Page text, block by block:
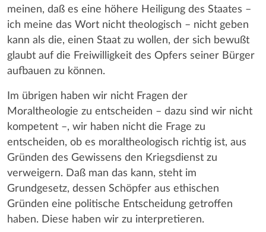
meinen, daß es eine höhere Heiligung des Staates –
ich meine das Wort nicht theologisch – nicht geben
kann als die, einen Staat zu wollen, der sich bewußt
glaubt auf die Freiwilligkeit des Opfers seiner Bürger
aufbauen zu können.
Im übrigen haben wir nicht Fragen der
Moraltheologie zu entscheiden – dazu sind wir nicht
kompetent –, wir haben nicht die Frage zu
entscheiden, ob es moraltheologisch richtig ist, aus
Gründen des Gewissens den Kriegsdienst zu
verweigern. Daß man das kann, steht im
Grundgesetz, dessen Schöpfer aus ethischen
Gründen eine politische Entscheidung getroffen
haben. Diese haben wir zu interpretieren.